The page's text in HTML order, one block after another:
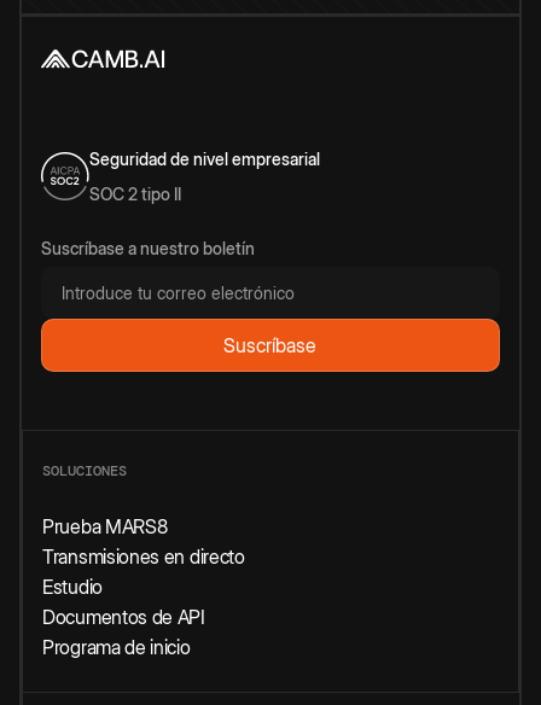
Seguridad de nivel empresarial
SOC 2 tipo II
Suscríbase a nuestro boletín
SOLUCIONES
Prueba MARS8
Transmisiones en directo
Estudio
Documentos de API
Programa de inicio